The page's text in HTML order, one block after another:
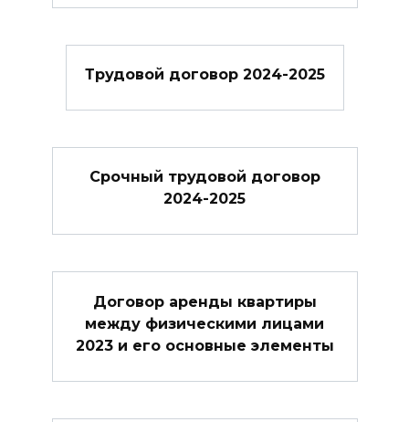
Трудовой договор 2024-2025
Cрочный трудовой договор
2024-2025
Договор аренды квартиры
между физическими лицами
2023 и его основные элементы